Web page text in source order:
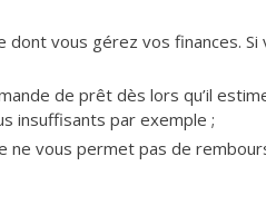
dont vous gérez vos finances.
de prêt dès lors qu’il
insuffisants par exemple ;
ne vous permet pas de